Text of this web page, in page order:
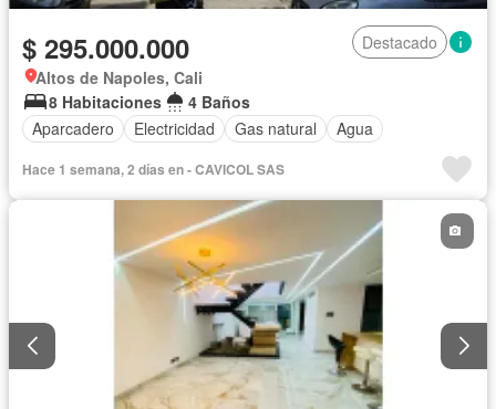
$ 295.000.000
Destacado
Altos de Napoles, Cali
8 Habitaciones
4 Baños
Aparcadero
Electricidad Gas natural Agua
Hace 1 semana, 2 días en - CAVICOL SAS